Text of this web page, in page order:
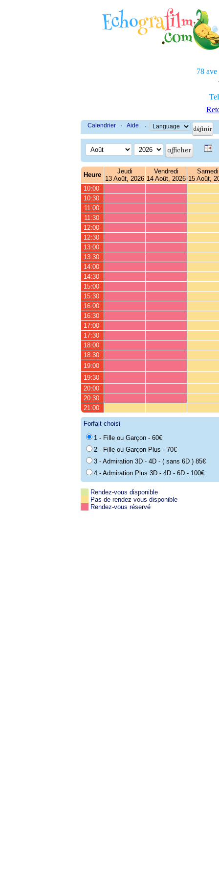
78 ave
Calendrier · Aide ·
Heure
Jeudi
13 Août, 2026
Vendredi
14 Août, 2026
Samedi
15 Août,
10:00
10:30
11:00
11:30
12:00
12:30
13:00
13:30
14:00
14:30
15:00
15:30
16:00
16:30
17:00
17:30
18:00
18:30
19:00
19:30
20:00
20:30
21:00
Forfait choisi
1 - Fille ou Garçon - 60€
2 - Fille ou Garçon Plus - 70€
3 - Admiration 3D - 4D - ( sans 6D ) 85€
4 - Admiration Plus 3D - 4D - 6D - 100€
Rendez-vous disponible
Pas de rendez-vous disponible
Rendez-vous réservé